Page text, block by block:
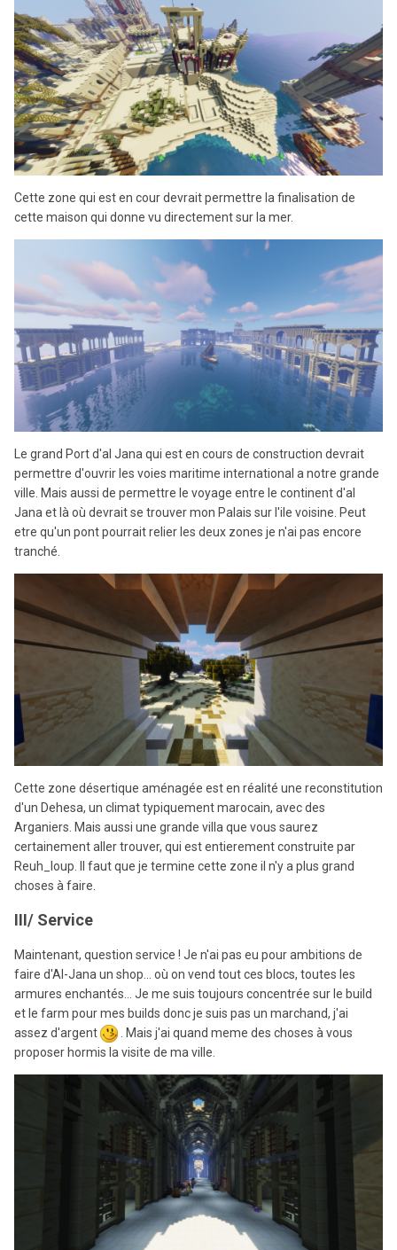
Cette zone qui est en cour devrait permettre la finalisation de
cette maison qui donne vu directement sur la mer.
Le grand Port d'al Jana qui est en cours de construction devrait
permettre d'ouvrir les voies maritime international a notre grande
ville. Mais aussi de permettre le voyage entre le continent d'al
Jana et là où devrait se trouver mon Palais sur l'ile voisine. Peut
etre qu'un pont pourrait relier les deux zones je n'ai pas encore
tranché.
Cette zone désertique aménagée est en réalité une reconstitution
d'un Dehesa, un climat typiquement marocain, avec des
Arganiers. Mais aussi une grande villa que vous saurez
certainement aller trouver, qui est entierement construite par
Reuh_loup. Il faut que je termine cette zone il n'y a plus grand
choses à faire.
III/ Service
Maintenant, question service ! Je n'ai pas eu pour ambitions de
faire d'Al-Jana un shop... où on vend tout ces blocs, toutes les
armures enchantés... Je me suis toujours concentrée sur le build
et le farm pour mes builds donc je suis pas un marchand, j'ai
assez d'argent
. Mais j'ai quand meme des choses à vous
proposer hormis la visite de ma ville.